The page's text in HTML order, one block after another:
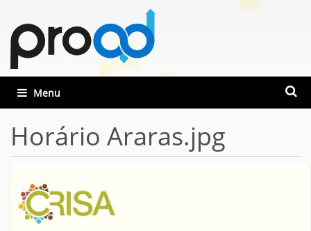
Busca
Toggle navigation
Horário Araras.jpg